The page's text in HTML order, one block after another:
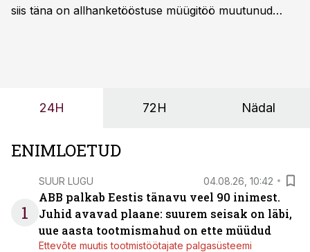
siis täna on allhanketööstuse müügitöö muutunud
24H 72H Nädal
ENIMLOETUD
1
SUUR LUGU 04.08.26, 10:42
ABB palkab Eestis tänavu veel 90 inimest.
Juhid avavad plaane: suurem seisak on läbi,
uue aasta tootmismahud on ette müüdud
Ettevõte muutis tootmistöötajate palgasüsteemi